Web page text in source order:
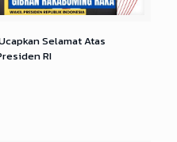
Selamat Atas
RI